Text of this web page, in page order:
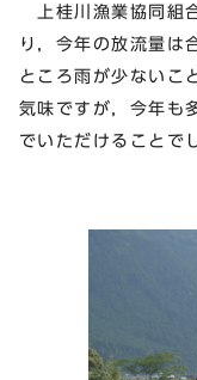
上桂川漁業協同組
り，今年の放流量
ところ雨が少ないこ
気味ですが，今年も
でいただけることで